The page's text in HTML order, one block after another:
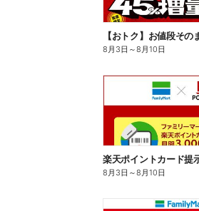
8月3日 ～8月10日
8月3日 ～8月10日